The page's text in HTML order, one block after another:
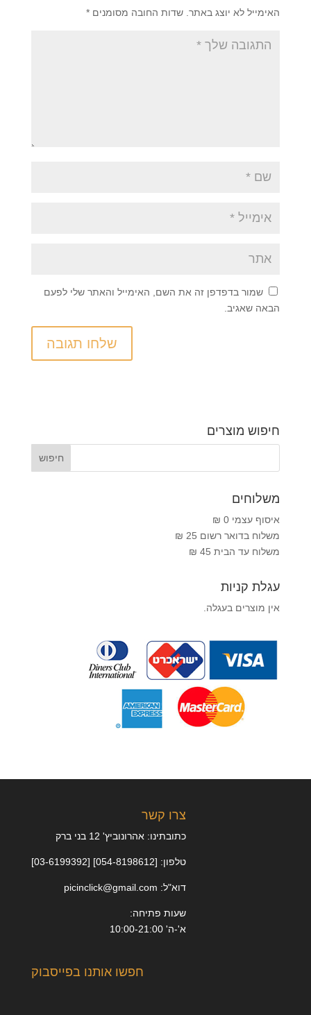
האימייל לא יוצג באתר. שדות החובה מסומנים *
שמור בדפדפן זה את השם, האימייל והאתר שלי לפעם
הבאה שאגיב.
חיפוש מוצרים
משלוחים
איסוף עצמי 0 ₪
משלוח בדואר רשום 25 ₪
משלוח עד הבית 45 ₪
עגלת קניות
אין מוצרים בעגלה.
צרו קשר
כתובתינו: אהרונוביץ' 12 בני ברק
טלפון: [054-8198612] [03-6199392]
דוא"ל: picinclick@gmail.com
שעות פתיחה:
א'-ה' 10:00-21:00
חפשו אותנו בפייסבוק